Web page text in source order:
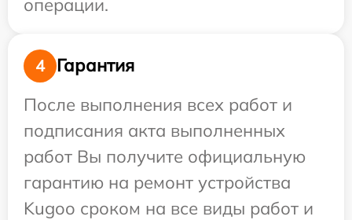
операции.
4
Гарантия
После выполнения всех работ и
подписания акта выполненных
работ Вы получите официальную
гарантию на ремонт устройства
Kugoo сроком на все виды работ и